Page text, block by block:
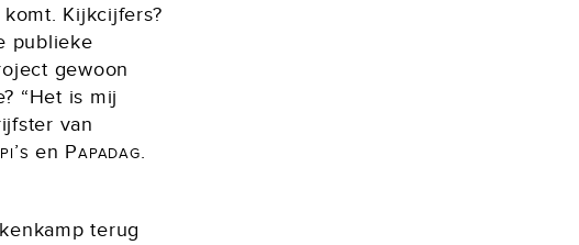
Kijkcijfers?
publieke
gewoon
“Het is mij
van
en Papadag.
terug